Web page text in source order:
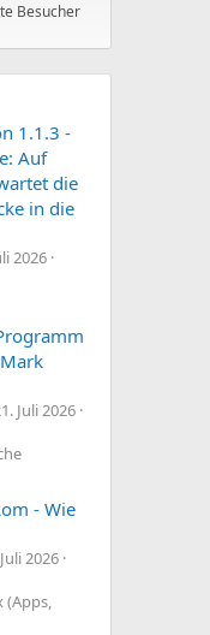
Besucher
1.1.3 -
Auf
die
in die
2026
Juli 2026
- Wie
2026
(Apps,